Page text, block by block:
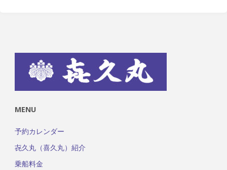
MENU
予約カレンダー
㐂久丸（喜久丸）紹介
乗船料金